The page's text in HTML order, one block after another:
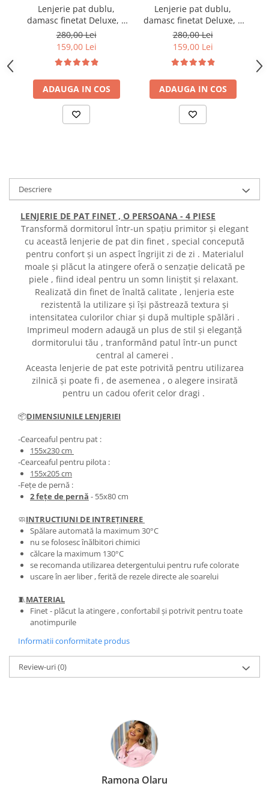
Lenjerie pat dublu,
damasc finetat Deluxe, 6
piese, cearceaf pat cu
elastic, Alb
280,00 Lei
159,00 Lei
ADAUGA IN COS
Lenjerie pat dublu,
damasc finetat Deluxe, 6
piese, cearceaf pat cu
elastic, Maro
280,00 Lei
159,00 Lei
ADAUGA IN COS
Descriere
LENJERIE DE PAT FINET , O PERSOANA - 4 PIESE
Transformă dormitorul într-un spațiu primitor și elegant
cu această lenjerie de pat din finet , special concepută
pentru confort și un aspect îngrijit zi de zi . Materialul
moale și plăcut la atingere oferă o senzație delicată pe
piele , fiind ideal pentru un somn liniștit și relaxant.
Realizată din finet de înaltă calitate , lenjeria este
rezistentă la utilizare și își păstrează textura și
intensitatea culorilor chiar și după multiple spălări .
Imprimeul modern adaugă un plus de stil și eleganță
dormitorului tău , tranformând patul într-un punct
central al camerei .
Aceasta lenjerie de pat este potrivită pentru utilizarea
zilnică și poate fi , de asemenea , o alegere insirată
pentru un cadou oferit celor dragi .
📦DIMENSIUNILE LENJERIEI
-Cearceaful pentru pat :
155x230 cm
-Cearceaful pentru pilota :
155x205 cm
-Fețe de pernă :
2 fețe de pernă - 55x80 cm
🧼INTRUCTIUNI DE INTREȚINERE
Spălare automată la maximum 30°C
nu se folosesc înălbitori chimici
călcare la maximum 130°C
se recomanda utilizarea detergentului pentru rufe colorate
uscare în aer liber , ferită de rezele directe ale soarelui
🧵MATERIAL
Finet - plăcut la atingere , confortabil și potrivit pentru toate
anotimpurile
Informatii conformitate produs
Review-uri(0)
Ramona Olaru